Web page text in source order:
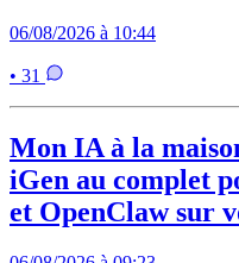
06/08/2026 à 10:44
• 31
Mon IA à la
iGen au complet
et OpenClaw sur